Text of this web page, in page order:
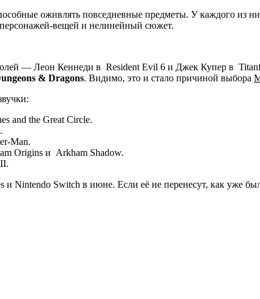
оживлять повседневные предметы. У каждого из
вещей и нелинейный сюжет.
— Леон Кеннеди в Resident Evil 6 и Джек Купер в
& Dragons. Видимо, это и стало причиной выбора
and the Great Circle.
Man.
Origins и Arkham Shadow.
Nintendo Switch в июне. Если её не перенесут, как уже